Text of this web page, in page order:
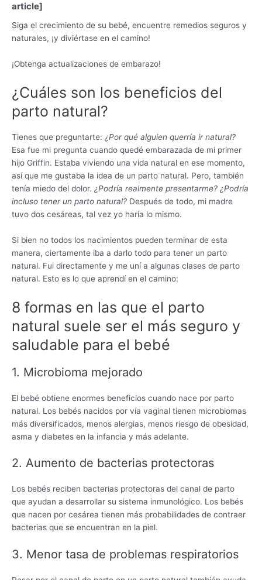
article]
Siga el crecimiento de su bebé, encuentre remedios seguros y
naturales, ¡y diviértase en el camino!
¡Obtenga actualizaciones de embarazo!
¿Cuáles son los beneficios del
parto natural?
Tienes que preguntarte: ¿Por qué alguien querría ir natural?
Esa fue mi pregunta cuando quedé embarazada de mi primer
hijo Griffin. Estaba viviendo una vida natural en ese momento,
así que me gustaba la idea de un parto natural. Pero, también
tenía miedo del dolor. ¿Podría realmente presentarme? ¿Podría
incluso tener un parto natural? Después de todo, mi madre
tuvo dos cesáreas, tal vez yo haría lo mismo.
Si bien no todos los nacimientos pueden terminar de esta
manera, ciertamente iba a darlo todo para tener un parto
natural. Fui directamente y me uní a algunas clases de parto
natural. Esto es lo que aprendí en el camino:
8 formas en las que el parto
natural suele ser el más seguro y
saludable para el bebé
1. Microbioma mejorado
El bebé obtiene enormes beneficios cuando nace por parto
natural. Los bebés nacidos por vía vaginal tienen microbiomas
más diversificados, menos alergias, menos riesgo de obesidad,
asma y diabetes en la infancia y más adelante.
2. Aumento de bacterias protectoras
Los bebés reciben bacterias protectoras del canal de parto
que ayudan a desarrollar su sistema inmunológico. Los bebés
que nacen por cesárea tienen más probabilidades de contraer
bacterias que se encuentran en la piel.
3. Menor tasa de problemas respiratorios